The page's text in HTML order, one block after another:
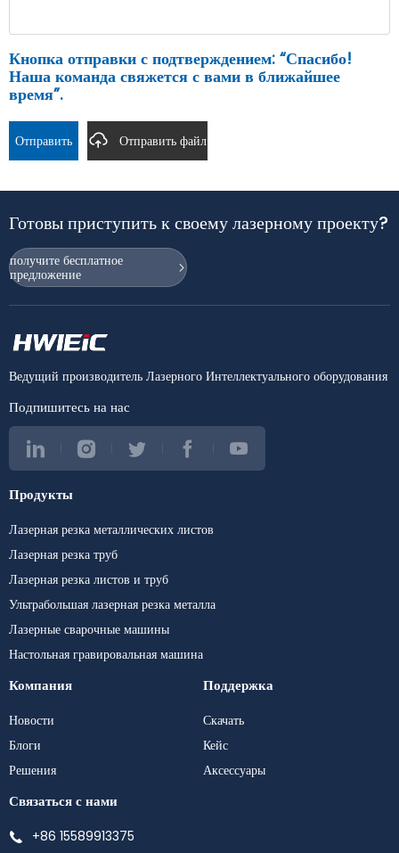
Кнопка отправки с подтверждением: “Спасибо!
Наша команда свяжется с вами в ближайшее
время”.
Отправить Отправить файл
Готовы приступить к своему лазерному проекту?
получите бесплатное
предложение
Ведущий производитель Лазерного Интеллектуального оборудования
Подпишитесь на нас
Продукты
Лазерная резка металлических листов
Лазерная резка труб
Лазерная резка листов и труб
Ультрабольшая лазерная резка металла
Лазерные сварочные машины
Настольная гравировальная машина
Компания
Новости
Блоги
Решения
Поддержка
Скачать
Кейс
Аксессуары
Связаться с нами
+86 15589913375